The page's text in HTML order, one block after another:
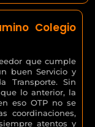
Colegio
que cumple
buen Servicio y
Transporte. Sin
lo anterior, la
eso OTP no se
coordinaciones,
atentos y